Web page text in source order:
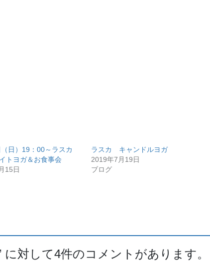
日）19：00～ラスカ
トヨガ＆お食事会
15日
ラスカ キャンドルヨガ
2019年7月19日
ブログ
に対して4件のコメントがあります。